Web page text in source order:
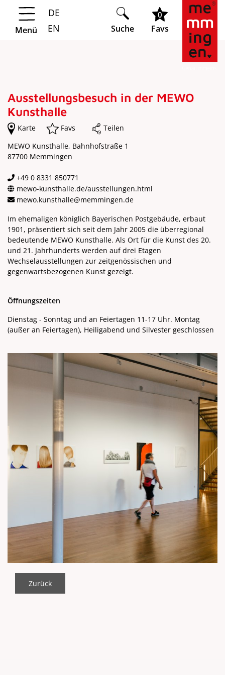
Springe zur Navigation
Springe zum Hauptinhalt
Menü
DE
EN
Suche
0
Favs
Ausstellungsbesuch in der MEWO
Kunsthalle
Karte Favs
Teilen
MEWO Kunsthalle, Bahnhofstraße 1
87700 Memmingen
+49 0 8331 850771
mewo-kunsthalle.de/ausstellungen.html
mewo.kunsthalle@memmingen.de
Im ehemaligen königlich Bayerischen Postgebäude, erbaut
1901, präsentiert sich seit dem Jahr 2005 die überregional
bedeutende MEWO Kunsthalle. Als Ort für die Kunst des 20.
und 21. Jahrhunderts werden auf drei Etagen
Wechselausstellungen zur zeitgenössischen und
gegenwartsbezogenen Kunst gezeigt.
Öffnungszeiten
Dienstag - Sonntag und an Feiertagen 11-17 Uhr. Montag
(außer an Feiertagen), Heiligabend und Silvester geschlossen
Zurück